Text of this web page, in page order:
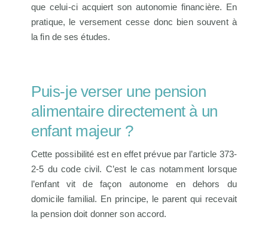
que celui-ci acquiert son autonomie financière. En
pratique, le versement cesse donc bien souvent à
la fin de ses études.
Puis-je verser une pension
alimentaire directement à un
enfant majeur ?
Cette possibilité est en effet prévue par l’article 373-
2-5 du code civil. C’est le cas notamment lorsque
l’enfant vit de façon autonome en dehors du
domicile familial. En principe, le parent qui recevait
la pension doit donner son accord.